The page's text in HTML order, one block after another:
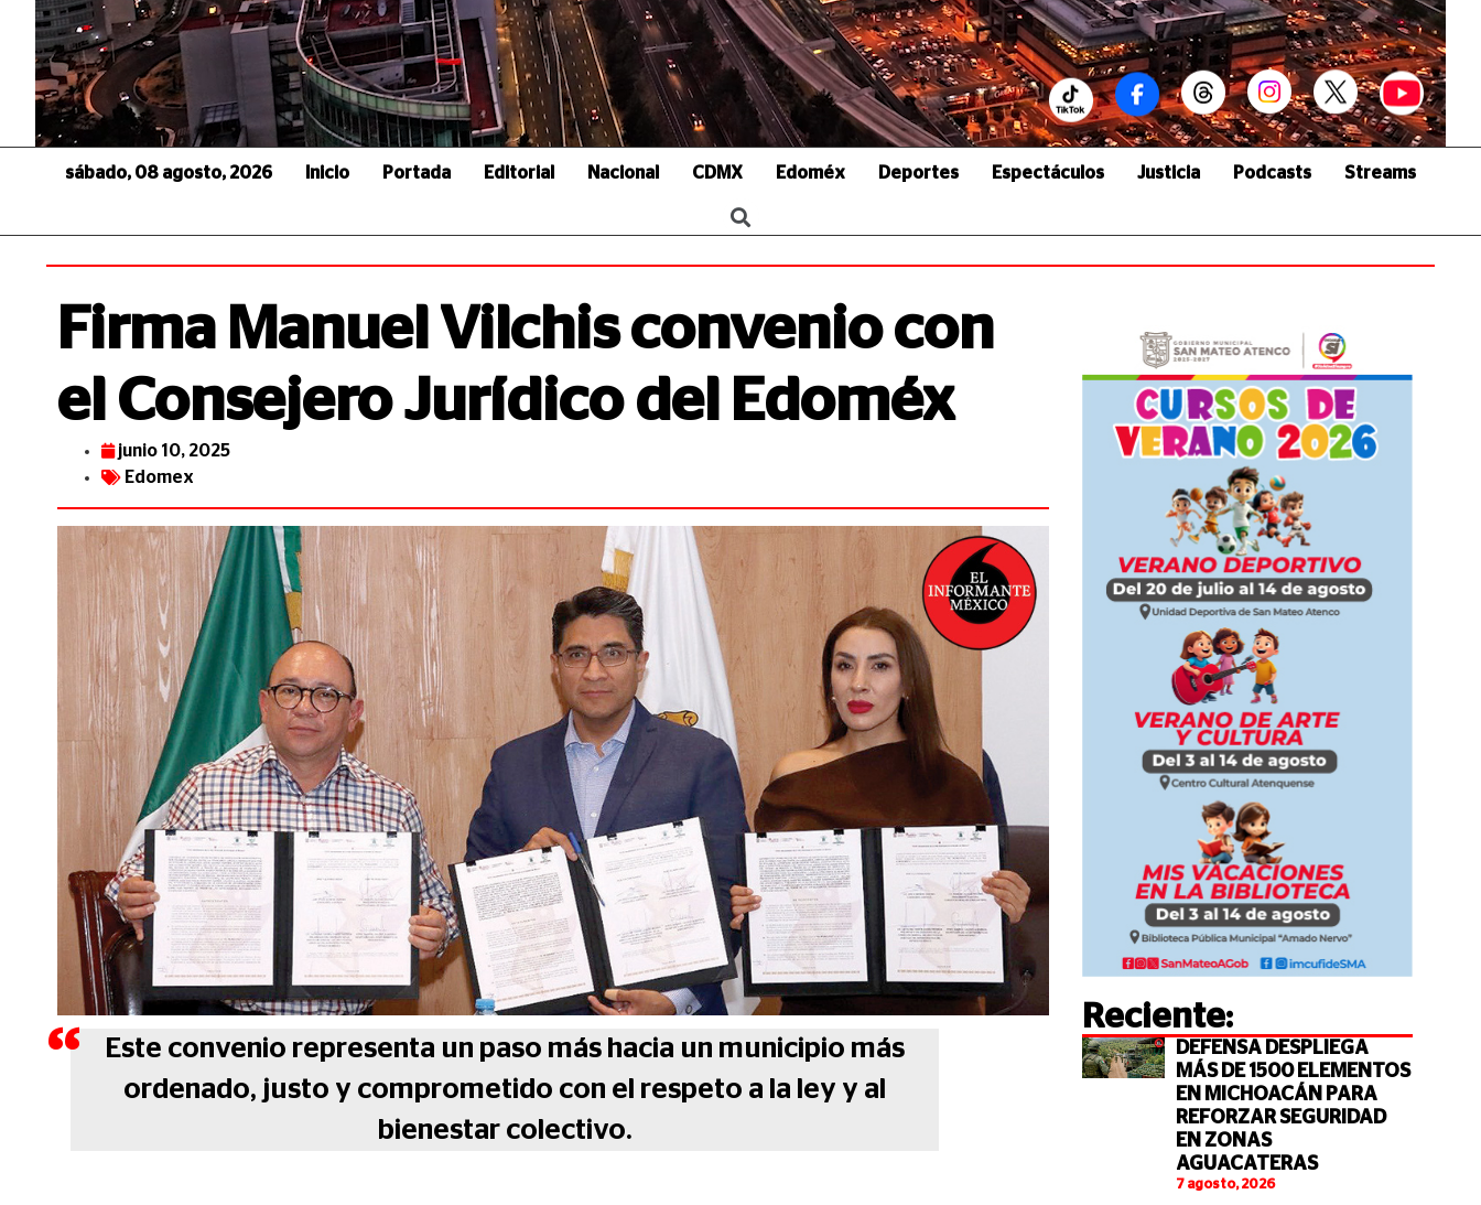
sábado, 08 agosto, 2026 Inicio Portada Editorial Nacional CDMX Edoméx Deportes Espectáculos Justicia Podcasts Streams
Firma Manuel Vilchis convenio con
el Consejero Jurídico del Edoméx
junio 10, 2025
Edomex
Este convenio representa un paso más hacia un municipio más
ordenado, justo y comprometido con el respeto a la ley y al
bienestar colectivo.
Reciente:
DEFENSA DESPLIEGA
MÁS DE 1500 ELEMENTOS
EN MICHOACÁN PARA
REFORZAR SEGURIDAD
EN ZONAS
AGUACATERAS
7 agosto, 2026